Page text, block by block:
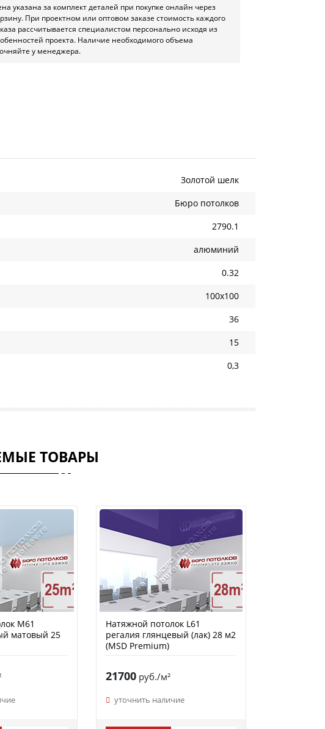
указана за комплект деталей при покупке онлайн через
При проектном или оптовом заказе стоимость каждого
рассчитывается специалистом персонально исходя из
проекта. Наличие необходимого объема
у менеджера.
Золотой шелк
Бюро потолков
2790.1
алюминий
0.32
100х100
36
15
0,3
ТОВАРЫ
M61
матовый 25
Натяжной потолок L61
регалия глянцевый (лак) 28 м2
(MSD Premium)
21700руб./м²
уточнить наличие